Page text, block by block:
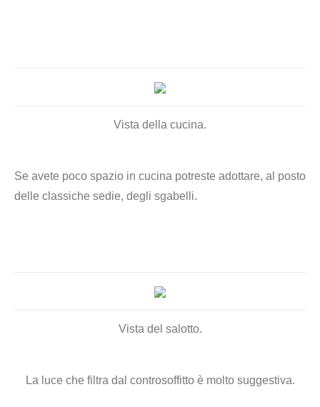
Vista della cucina.
Se avete poco spazio in cucina potreste adottare, al posto
delle classiche sedie, degli sgabelli.
Vista del salotto.
La luce che filtra dal controsoffitto è molto suggestiva.